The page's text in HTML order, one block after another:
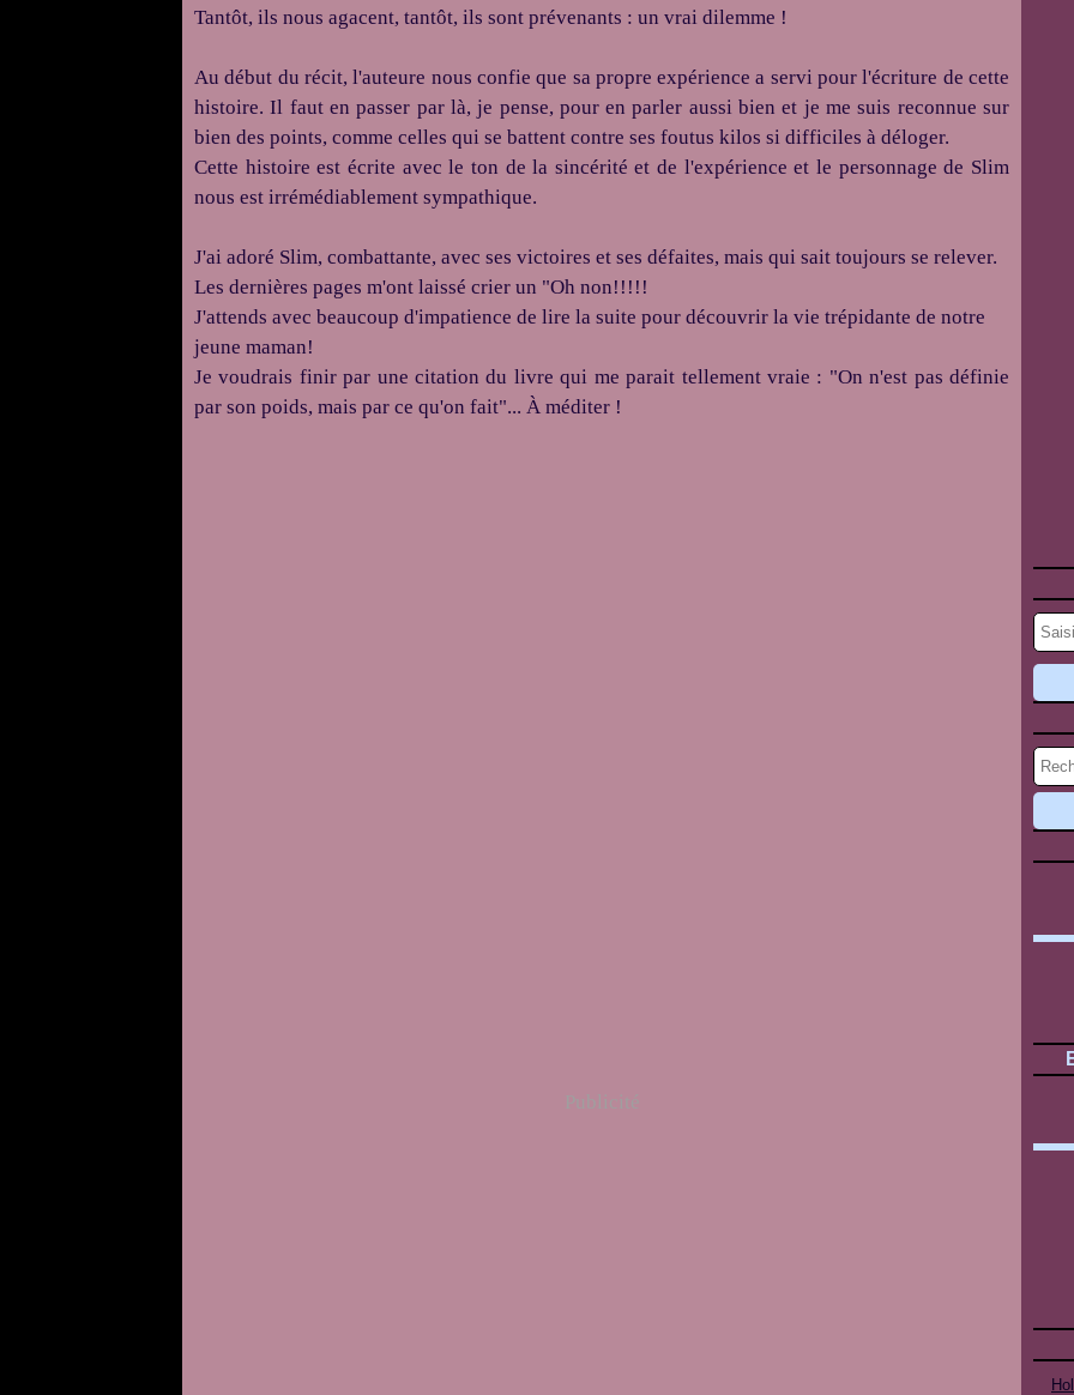
Tantôt, ils nous agacent, tantôt, ils sont prévenants : un vrai dilemme !
Au début du récit, l'auteure nous confie que sa propre expérience a servi pour l'écriture de cette
histoire.Il faut en passer par là, je pense, pour en parler aussi bien et je me suis reconnue sur
bien des points, comme celles qui se battent contre ses foutus kilos si difficiles à déloger.
Cette histoire est écrite avec le ton de la sincérité et de l'expérience et le personnage de Slim
nous est irrémédiablement sympathique.
J'ai adoré Slim, combattante, avec ses victoires et ses défaites, mais qui sait toujours se relever.
Les dernières pages m'ont laissé crier un "Oh non!!!!!
J'attends avec beaucoup d'impatience de lire la suite pour découvrir la vie trépidante de notre
jeune maman!
Je voudrais finir par une citation du livre qui me parait tellement vraie : "On n'est pas définie
par son poids, mais par ce qu'on fait"... À méditer !
Publicité